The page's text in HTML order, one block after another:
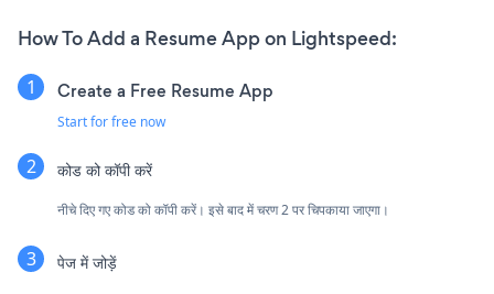
How To Add a Resume App on Lightspeed:
Create a Free Resume App
Start for free now
कोड को कॉपी करें
नीचे दिए गए कोड को कॉपी करें। इसे बाद में चरण 2 पर चिपकाया जाएगा।
पेज में जोड़ें